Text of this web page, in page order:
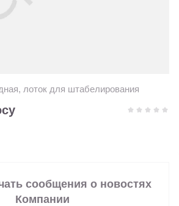
лоток для штабелирования
сообщения о новостях
Компании